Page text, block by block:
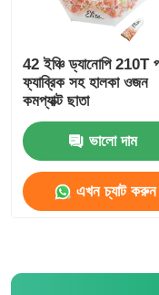
42 ইঞ্চি ড্যানোপি 210T
ফ্যাব্রিক সহ হালকা ওজন
কমপ্যাক্ট ছাতা
ভালো দাম
এখন চ্যাট করুন